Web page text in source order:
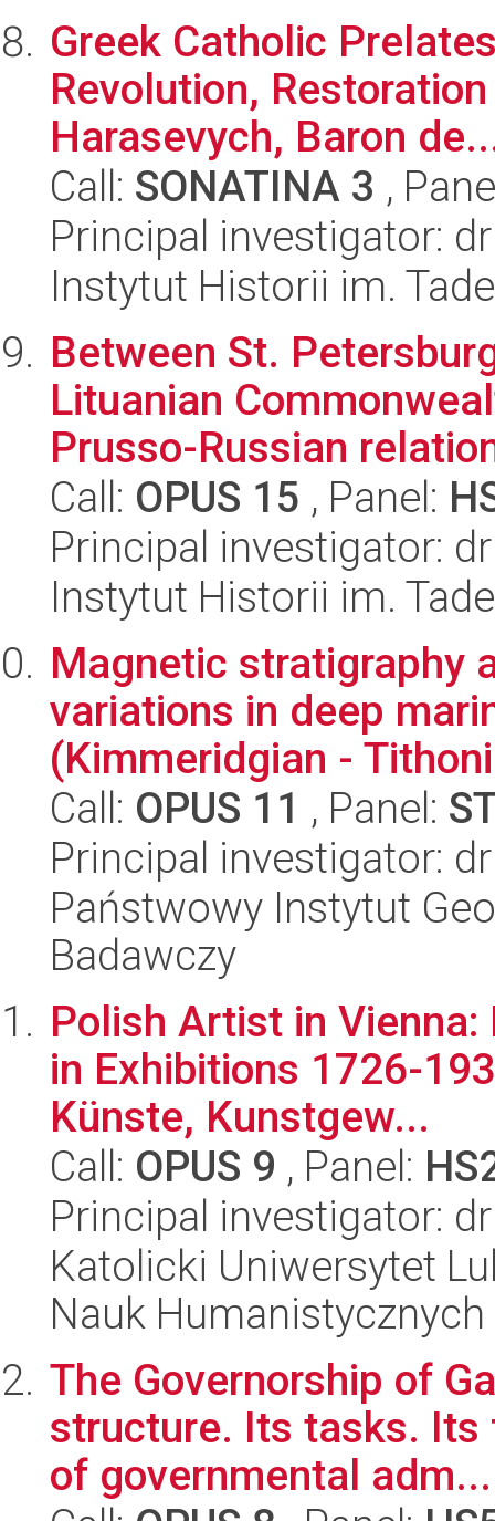
Greek Catholic
Revolution,
Harasevych, Baron
Call: SONATINA 3 ,
Principal investigator:
Instytut Historii im.
Between St.
Lituanian
Prusso-Russian
Call: OPUS 15 , Panel:
Principal investigator:
Instytut Historii im.
Magnetic stratigraphy
variations in deep
(Kimmeridgian -
Call: OPUS 11 , Panel:
Principal investigator:
Państwowy Instytut
Badawczy
Polish Artist in
in Exhibitions 1726-
Künste, Kunstgew...
Call: OPUS 9 , Panel:
Principal investigator:
Katolicki Uniwersytet
Nauk Humanistycznych
The Governorship of
structure. Its tasks. Its
of governmental adm...